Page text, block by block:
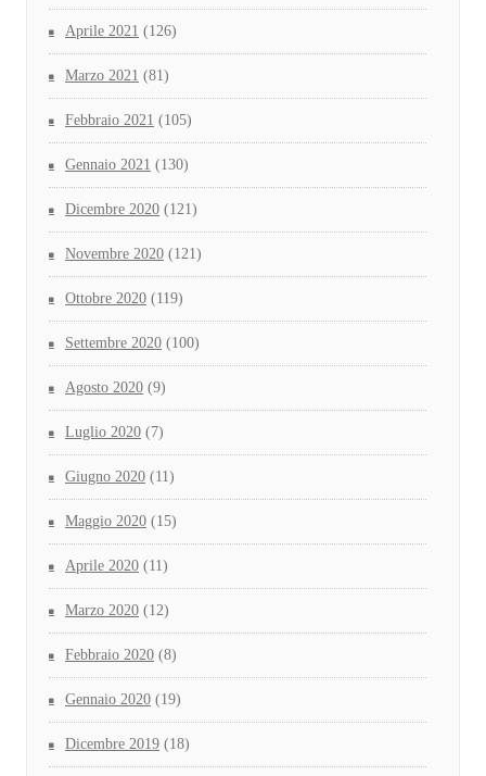
Aprile 2021 (126)
Marzo 2021 (81)
Febbraio 2021 (105)
Gennaio 2021 (130)
Dicembre 2020 (121)
Novembre 2020 (121)
Ottobre 2020 (119)
Settembre 2020 (100)
Agosto 2020 (9)
Luglio 2020 (7)
Giugno 2020 (11)
Maggio 2020 (15)
Aprile 2020 (11)
Marzo 2020 (12)
Febbraio 2020 (8)
Gennaio 2020 (19)
Dicembre 2019 (18)